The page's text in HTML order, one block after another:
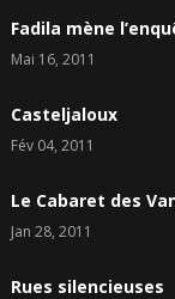
Fadila mène
Mai 16, 2011
Casteljaloux
Fév 04, 2011
Le Cabaret des
Jan 28, 2011
Rues silencieuses